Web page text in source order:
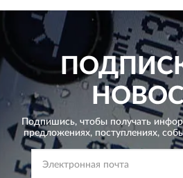
Подпишись, чтобы получать
предложениях, поступлениях,